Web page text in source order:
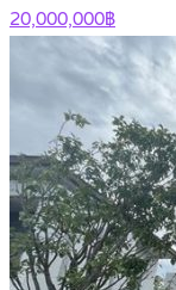
20,000,000฿